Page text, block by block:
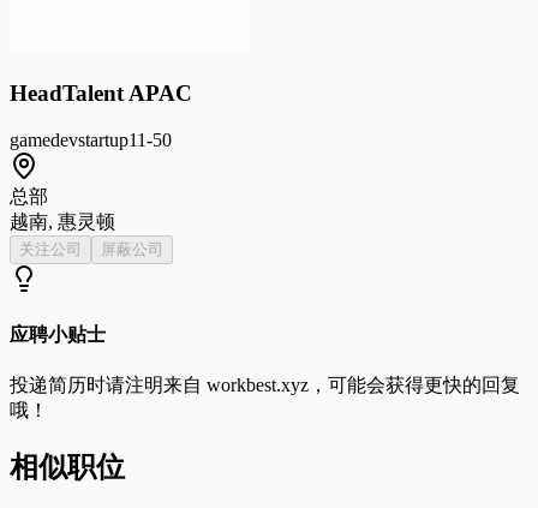
HeadTalent APAC
gamedevstartup11-50
总部
越南, 惠灵顿
关注公司 屏蔽公司
应聘小贴士
投递简历时请注明来自 workbest.xyz ，可能会获得更快的回复
哦！
相似职位